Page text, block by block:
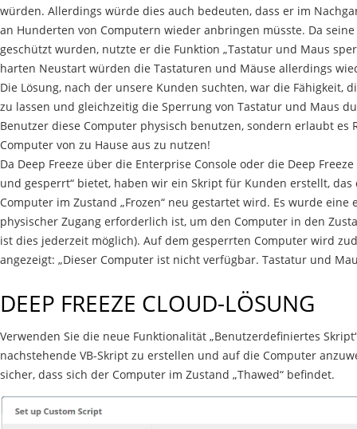
würden. Allerdings würde dies auch bedeuten, dass er im
an Hunderten von Computern wieder anbringen müsste. Da
geschützt wurden, nutzte er die Funktion „Tastatur und Maus
harten Neustart würden die Tastaturen und Mäuse allerdings
Die Lösung, nach der unsere Kunden suchten, war die Fähigkeit,
zu lassen und gleichzeitig die Sperrung von Tastatur und Maus
Benutzer diese Computer physisch benutzen, sondern erlaubt es
Computer von zu Hause aus zu nutzen!
Da Deep Freeze über die Enterprise Console oder die Deep
und gesperrt“ bietet, haben wir ein Skript für Kunden erstellt,
Computer im Zustand „Frozen“ neu gestartet wird. Es wurde
physischer Zugang erforderlich ist, um den Computer in den
ist dies jederzeit möglich). Auf dem gesperrten Computer wird
angezeigt: „Dieser Computer ist nicht verfügbar. Tastatur und
DEEP FREEZE CLOUD-LÖSUNG
Verwenden Sie die neue Funktionalität „Benutzerdefiniertes
nachstehende VB-Skript zu erstellen und auf die Computer
sicher, dass sich der Computer im Zustand „Thawed“ befindet.